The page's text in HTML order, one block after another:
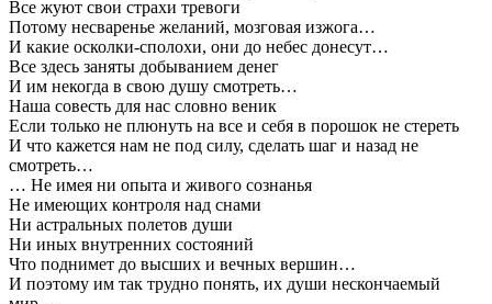
Все жуют свои страхи тревоги
Потому несваренье желаний, мозговая изжога…
И какие осколки-сполохи, они до небес донесут…
Все здесь заняты добыванием денег
И им некогда в свою душу смотреть…
Наша совесть для нас словно веник
Если только не плюнуть на все и себя в порошок не стереть
И что кажется нам не под силу, сделать шаг и назад не
смотреть…
… Не имея ни опыта и живого сознанья
Не имеющих контроля над снами
Ни астральных полетов души
Ни иных внутренних состояний
Что поднимет до высших и вечных вершин…
И поэтому им так трудно понять, их души нескончаемый